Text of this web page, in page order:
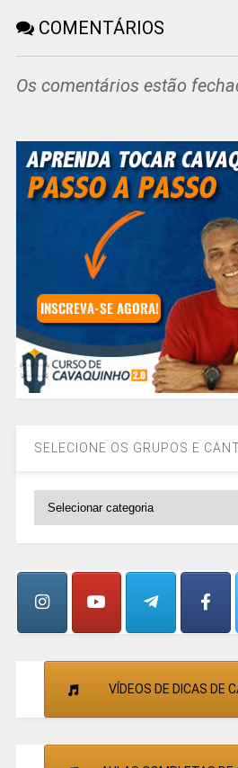
COMENTÁRIOS
Os comentários estão
SELECIONE OS GRUPOS E
SELECIONE
CANTORES
VÍDEOS DE DICAS DE